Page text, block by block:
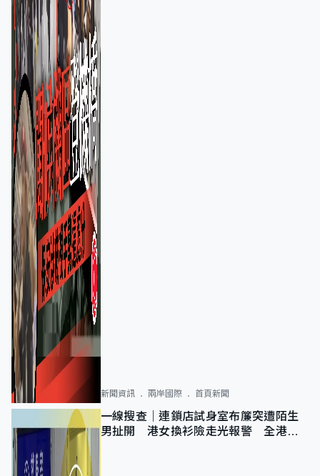
新聞資訊 兩岸國際 首頁新聞
一線搜查｜連鎖店試身室布簾突遭陌生
男扯開 港女換衫險走光報警 全港分